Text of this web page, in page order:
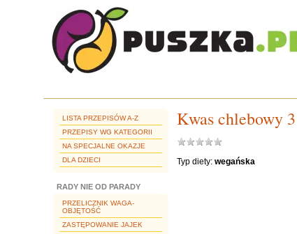
LISTA PRZEPISÓW A-Z
PRZEPISY WG KATEGORII
NA SPECJALNE OKAZJE
DLA DZIECI
RADY NIE OD PARADY
PRZELICZNIK WAGA-
OBJĘTOŚĆ
ZASTĘPOWANIE JAJEK
Kwas chlebowy 3
Typ diety: wegańska